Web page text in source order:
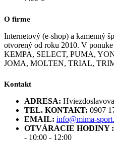
O firme
Internetový (e-shop) a kamenný
otvorený od roku 2010. V
KEMPA, SELECT, PUMA,
JOMA, MOLTEN, TRIAL,
Kontakt
ADRESA:
TEL. KONTAKT: 0907
EMAIL: info@mima-
OTVÁRACIE HODINY :
- 10:00 - 12:00